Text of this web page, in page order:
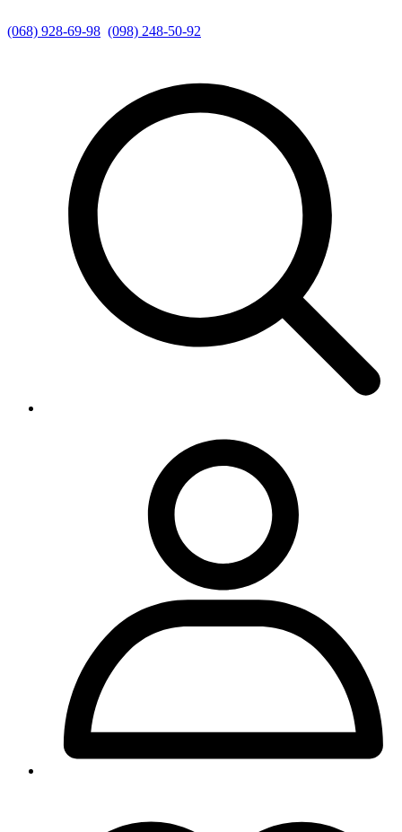
(068) 928-69-98 (098) 248-50-92